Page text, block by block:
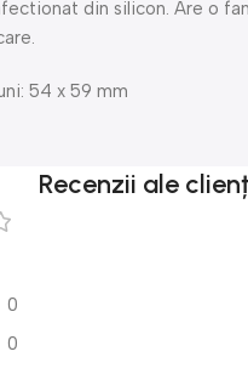
din silicon. Are o
54 x 59 mm
Recenzii ale
0
0